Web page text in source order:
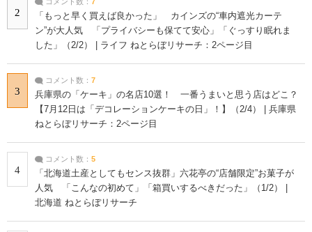
2
「もっと早く買えば良かった」 カインズの“車内遮光カーテ
ン”が大人気 「プライバシーも保てて安心」「ぐっすり眠れま
した」（2/2） | ライフ ねとらぼリサーチ：2ページ目
3
コメント数： 7
兵庫県の「ケーキ」の名店10選！ 一番うまいと思う店はどこ？
【7月12日は「デコレーションケーキの日」！】（2/4） | 兵庫県
ねとらぼリサーチ：2ページ目
4
コメント数： 5
「北海道土産としてもセンス抜群」六花亭の“店舗限定”お菓子が
人気 「こんなの初めて」「箱買いするべきだった」（1/2） |
北海道 ねとらぼリサーチ